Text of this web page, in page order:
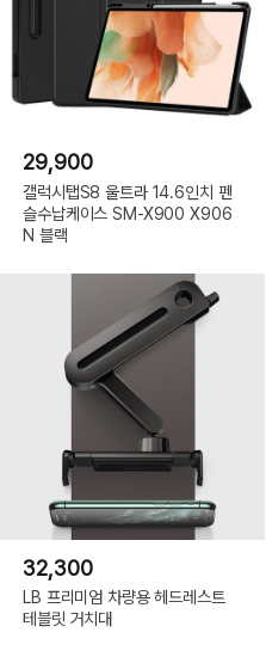
29,900
갤럭시탭S8 울트라 14.6인치 펜
슬수납케이스 SM-X900 X906
N 블랙
32,300
LB 프리미엄 차량용 헤드레스트
테블릿 거치대